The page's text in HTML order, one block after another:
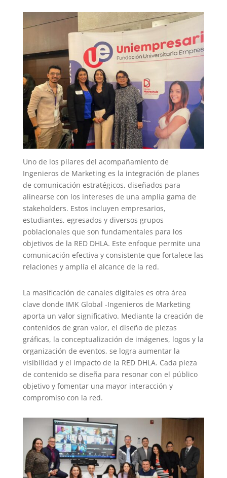
Uno de los pilares del acompañamiento de
Ingenieros de Marketing es la integración de planes
de comunicación estratégicos, diseñados para
alinearse con los intereses de una amplia gama de
stakeholders. Estos incluyen empresarios,
estudiantes, egresados y diversos grupos
poblacionales que son fundamentales para los
objetivos de la RED DHLA. Este enfoque permite una
comunicación efectiva y consistente que fortalece las
relaciones y amplía el alcance de la red.
La masificación de canales digitales es otra área
clave donde IMK Global -Ingenieros de Marketing
aporta un valor significativo. Mediante la creación de
contenidos de gran valor, el diseño de piezas
gráficas, la conceptualización de imágenes, logos y la
organización de eventos, se logra aumentar la
visibilidad y el impacto de la RED DHLA. Cada pieza
de contenido se diseña para resonar con el público
objetivo y fomentar una mayor interacción y
compromiso con la red.